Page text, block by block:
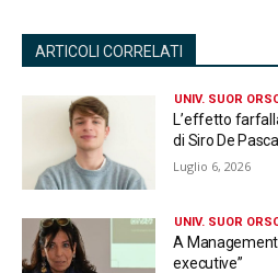
ARTICOLI CORRELATI
UNIV. SUOR
L’effetto
di Siro De
Luglio 6, 2026
UNIV. SUOR
A
executive”